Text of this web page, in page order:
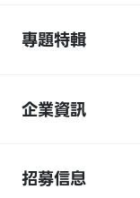
專題特輯
企業資訊
招募信息